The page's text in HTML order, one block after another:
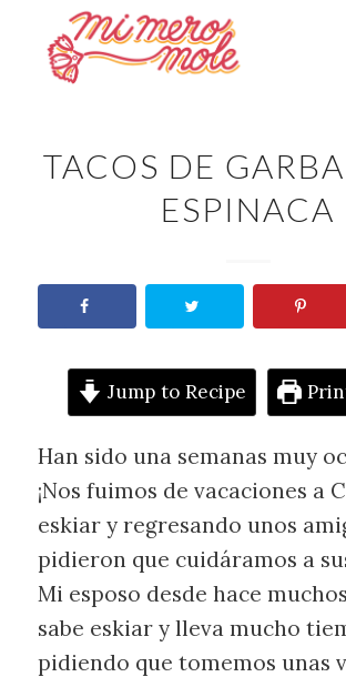
TACOS DE
ESPINACA
Jump to Recipe
Han sido una semanas muy
¡Nos fuimos de vacaciones a
eskiar y regresando unos
pidieron que cuidáramos a
Mi esposo desde hace
sabe eskiar y lleva mucho
pidiendo que tomemos unas